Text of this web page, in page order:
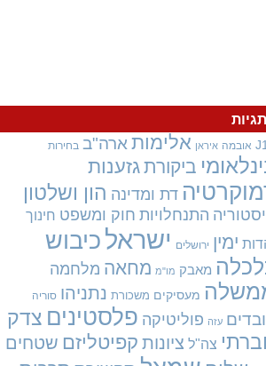
איראן אלימות ארה"ב בחירות
ביקורתגזענות
דת ומדינההון ושלטון
התנחלויות חוק ומשפט חינוך
ימין ירושלים ישראלכיבוש
מאבק מו"מ מחאהמלחמה
מעסיקים משכורת נתניהו סוריה
עזה פוליטיקה פלסטיניםצדק
צה"ל ציונותקפיטליזםשטחים